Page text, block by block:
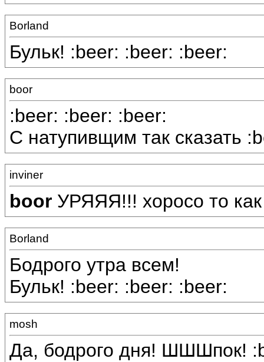
Borland
Бульк! :beer: :beer: :beer:
boor
:beer: :beer: :beer:
С натупивщим так сказать
inviner
boor УРЯЯЯ!!! хоросо то
Borland
Бодрого утра всем!
Бульк! :beer: :beer: :beer:
mosh
Да, бодрого дня! ШШШпок!